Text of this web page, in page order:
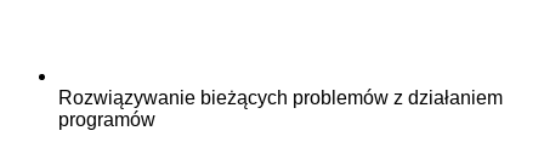
Rozwiązywanie bieżących problemów z działaniem
programów